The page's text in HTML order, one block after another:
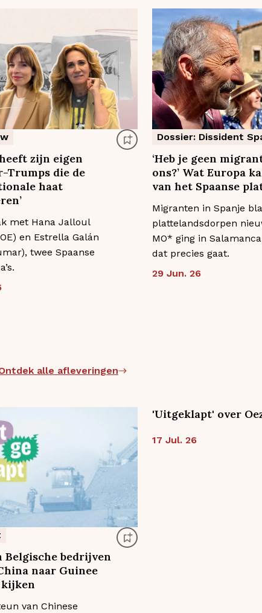
heeft zijn eigen
Trumps die de
haat
met Hana Jalloul
en Estrella Galán
twee Spaanse
Dossier: Dissident
‘Heb je geen
ons?’ Wat Europa
van het Spaanse
Migranten in Spanje
plattelandsdorpen
MO* ging in
dat precies gaat.
29 Jun. 26
alle afleveringen
Belgische bedrijven
naar Guinee
van Chinese
'Uitgeklapt' over
17 Jul. 26